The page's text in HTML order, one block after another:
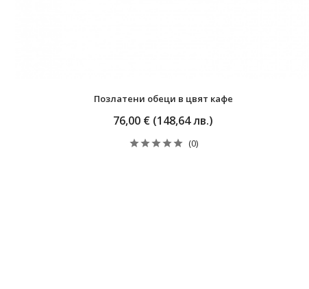
Позлатени обеци в цвят кафе
76,00 € (148,64 лв.)
(0)